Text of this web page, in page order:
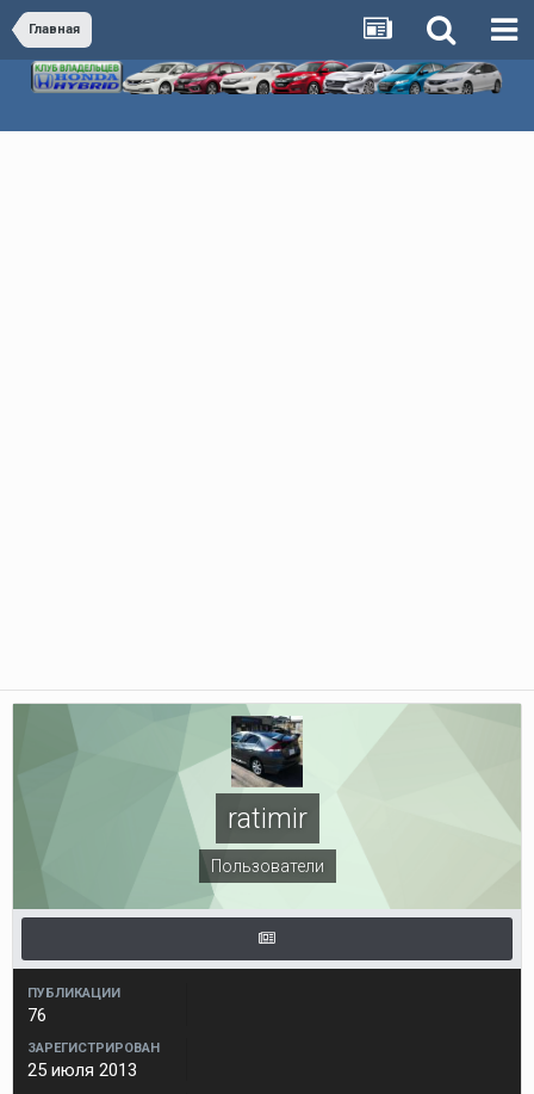
Главная
ratimir
Пользователи
ПУБЛИКАЦИИ
76
ЗАРЕГИСТРИРОВАН
25 июля 2013